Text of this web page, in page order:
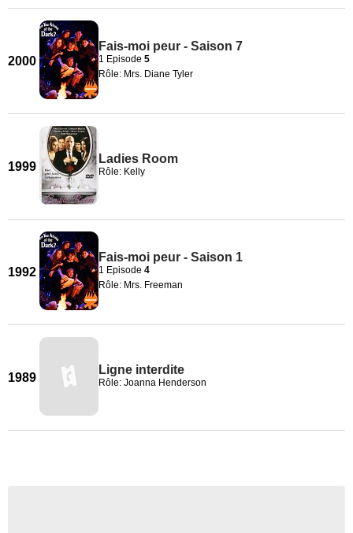
2000
Fais-moi peur - Saison 7
1 Episode 5
Rôle: Mrs. Diane Tyler
1999
Ladies Room
Rôle: Kelly
1992
Fais-moi peur - Saison 1
1 Episode 4
Rôle: Mrs. Freeman
1989
Ligne interdite
Rôle: Joanna Henderson